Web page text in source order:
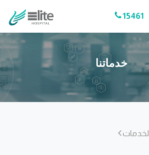
15461
خدماتنا
الخدمات